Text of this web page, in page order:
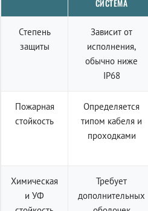
СИСТЕМА
Степень
защиты
Зависит от
исполнения,
обычно ниже
IP68
Пожарная
стойкость
Определяется
типом кабеля и
проходками
Химическая
и УФ
Требует
дополнительных